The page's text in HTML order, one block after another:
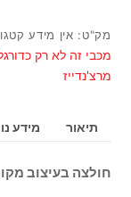
מכבי
זה
לא
כדורגל"
מק"ט: אין מידע
מכבי זה לא רק
מרצ'נדייז
תיאור מידע
חולצה בעיצוב